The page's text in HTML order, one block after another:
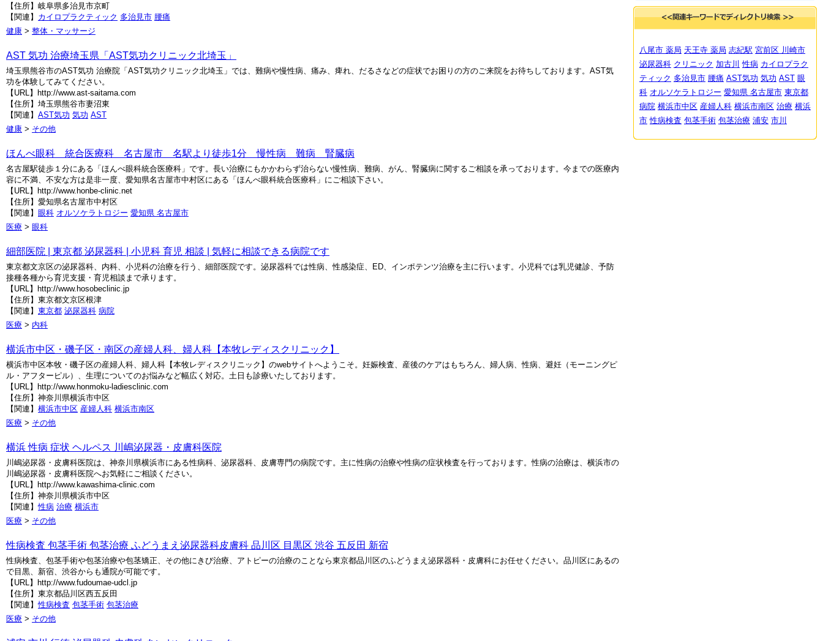
【住所】岐阜県多治見市京町
【関連】 カイロプラクティック 多治見市 腰痛
健康 > 整体・マッサージ
AST 気功 治療埼玉県「AST気功クリニック北埼玉」
埼玉県熊谷市のAST気功 治療院「AST気功クリニック北埼玉」では、難病や慢性病、痛み、痺れ、だるさなどの症状でお困りの方のご来院をお待ちしております。AST気
功を体験してみてください。
【URL】http://www.ast-saitama.com
【住所】埼玉県熊谷市妻沼東
【関連】 AST気功 気功 AST
健康 > その他
ほんべ眼科 統合医療科 名古屋市 名駅より徒歩1分 慢性病 難病 腎臓病
名古屋駅徒歩１分にある「ほんべ眼科統合医療科」です。長い治療にもかかわらず治らない慢性病、難病、がん、腎臓病に関するご相談を承っております。今までの医療内
容に不満、不安な方は是非一度、愛知県名古屋市中村区にある「ほんべ眼科統合医療科」にご相談下さい。
【URL】http://www.honbe-clinic.net
【住所】愛知県名古屋市中村区
【関連】 眼科 オルソケラトロジー 愛知県 名古屋市
医療 > 眼科
細部医院 | 東京都 泌尿器科 | 小児科 育児 相談 | 気軽に相談できる病院です
東京都文京区の泌尿器科、内科、小児科の治療を行う、細部医院です。泌尿器科では性病、性感染症、ED、インポテンツ治療を主に行います。小児科では乳児健診、予防
接種各種から育児支援・育児相談まで承ります。
【URL】http://www.hosobeclinic.jp
【住所】東京都文京区根津
【関連】 東京都 泌尿器科 病院
医療 > 内科
横浜市中区・磯子区・南区の産婦人科、婦人科【本牧レディスクリニック】
横浜市中区本牧・磯子区の産婦人科、婦人科【本牧レディスクリニック】のwebサイトへようこそ。妊娠検査、産後のケアはもちろん、婦人病、性病、避妊（モーニングピ
ル・アフターピル）、生理についてのお悩みなど幅広く対応。土日も診療いたしております。
【URL】http://www.honmoku-ladiesclinic.com
【住所】神奈川県横浜市中区
【関連】 横浜市中区 産婦人科 横浜市南区
医療 > その他
横浜 性病 症状 ヘルペス 川嶋泌尿器・皮膚科医院
川嶋泌尿器・皮膚科医院は、神奈川県横浜市にある性病科、泌尿器科、皮膚専門の病院です。主に性病の治療や性病の症状検査を行っております。性病の治療は、横浜市の
川嶋泌尿器・皮膚科医院へお気軽にご相談ください。
【URL】http://www.kawashima-clinic.com
【住所】神奈川県横浜市中区
【関連】性病 治療 横浜市
医療 > その他
性病検査 包茎手術 包茎治療 ふどうまえ泌尿器科皮膚科 品川区 目黒区 渋谷 五反田 新宿
性病検査、包茎手術や包茎治療や包茎矯正、その他にきび治療、アトピーの治療のことなら東京都品川区のふどうまえ泌尿器科・皮膚科にお任せください。品川区にあるの
で目黒、新宿、渋谷からも通院が可能です。
【URL】http://www.fudoumae-udcl.jp
【住所】東京都品川区西五反田
【関連】性病検査 包茎手術 包茎治療
医療 > その他
八尾市 薬局 天王寺 薬局 志紀駅 宮前区 川崎市
泌尿器科 クリニック 加古川 性病 カイロプラク
ティック 多治見市 腰痛 AST気功 気功 AST 眼
科 オルソケラトロジー 愛知県 名古屋市 東京都
病院 横浜市中区 産婦人科 横浜市南区 治療 横浜
市 性病検査 包茎手術 包茎治療 浦安 市川